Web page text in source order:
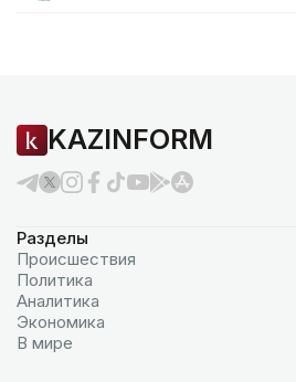
KAZINFORM
Разделы
Происшествия
Политика
Аналитика
Экономика
В мире